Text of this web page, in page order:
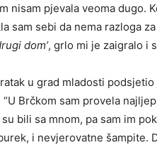
nisam pjevala veoma dugo.
sam sebi da nema razloga
dom’, grlo mi je zaigralo i
u grad mladosti
“U Brčkom sam provela
bili sa mnom, pa sam im
i nevjerovatne šampite.